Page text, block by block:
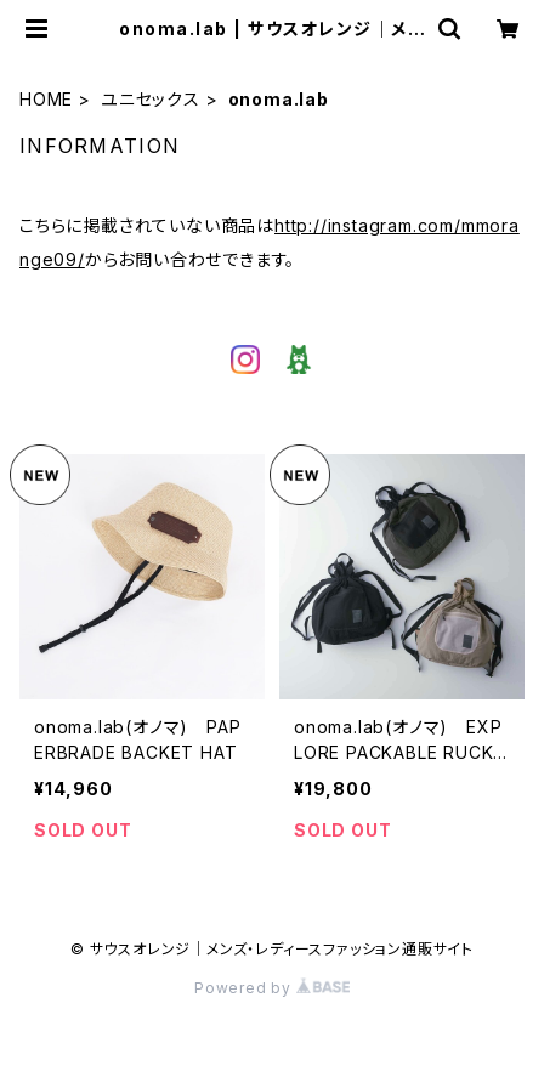
onoma.lab | サウスオレンジ｜メン
HOME ユニセックス onoma.lab
INFORMATION
こちらに掲載されていない商品はhttp://instagram.com/mmora
nge09/からお問い合わせできます。
onoma.lab(オノマ) PAP
ERBRADE BACKET HAT
¥14,960
SOLD OUT
onoma.lab(オノマ) EXP
LORE PACKABLE RUCKS
ACK
¥19,800
SOLD OUT
© サウスオレンジ｜メンズ・レディースファッション通販サイト
Powered by